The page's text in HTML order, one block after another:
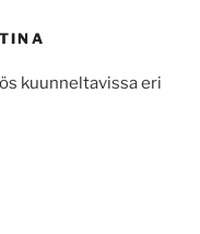
kuunneltavissa eri